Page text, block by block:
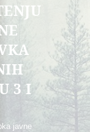
3 I
javne